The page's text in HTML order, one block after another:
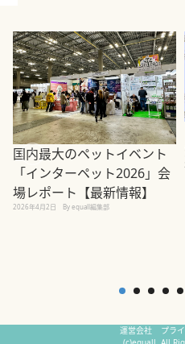
国内最大のペットイベント
「インターペット2026」会
場レポート【最新情報】
2026年4月2日 By equall編集部
運営会社
プラ